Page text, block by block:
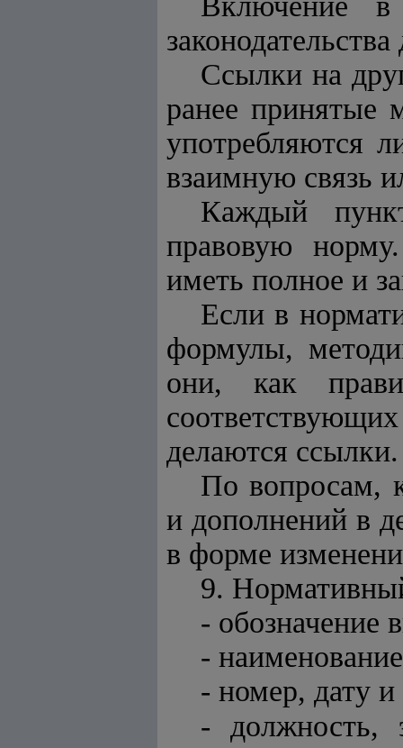
Ссылки на
ранее принятые
употребляются
взаимную связь
Каждый
правовую
иметь полное и
Если в
формулы,
они, как
делаются ссылки.
По вопросам,
и дополнений в
в форме
9.
- обозначение
-
- номер, дату
- должность,